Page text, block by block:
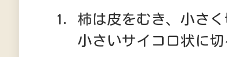
柿は皮をむき、小さ
小さいサイコロ状に